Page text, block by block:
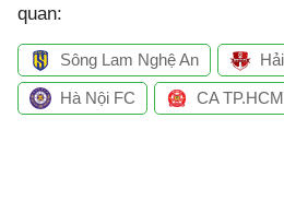
quan:
Sông Lam Nghệ An
Hà Nội FC CA TP.HCM